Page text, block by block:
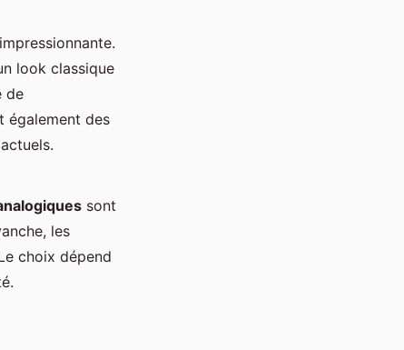
look classique
de
également des
sont
les
choix dépend